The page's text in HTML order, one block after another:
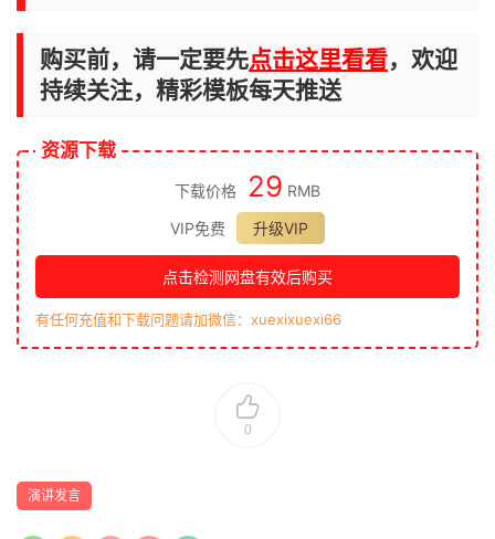
购买前，请一定要先点击这里看看，欢迎
持续关注，精彩模板每天推送
资源下载
下载价格 29 RMB
VIP免费
升级VIP
点击检测网盘有效后购买
有任何充值和下载问题请加微信：xuexixuexi66
0
演讲发言